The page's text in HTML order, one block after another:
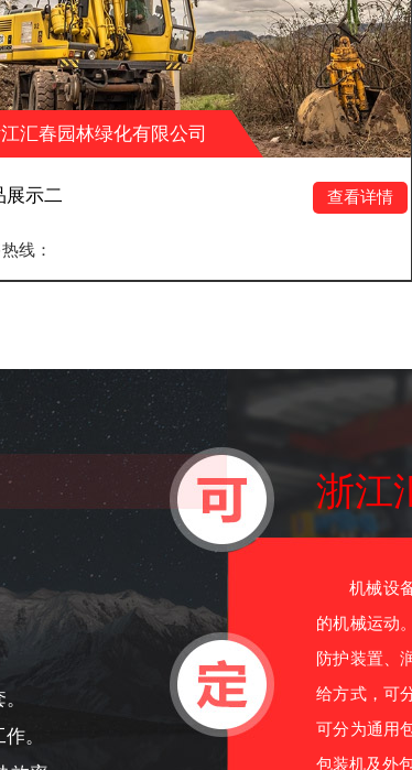
司 浙江汇春园林
产品展示一
。
浙江
机械设备
的机械运动
防护装置、
给方式，可
可分为通用
包装机及外